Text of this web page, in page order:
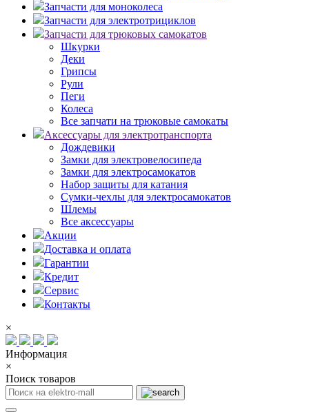
Запчасти для моноколеса
Запчасти для электротрициклов
Запчасти для трюковых самокатов
Шкурки
Деки
Грипсы
Рули
Пеги
Колеса
Все запчати на трюковые самокаты
Аксессуары для электротранспорта
Дождевики
Замки для электровелосипеда
Замки для электросамокатов
Набор защиты для катания
Сумки-чехлы для электросамокатов
Шлемы
Все аксессуары
Акции
Доставка и оплата
Гарантии
Кредит
Сервис
Контакты
×
Информация
×
Поиск товаров